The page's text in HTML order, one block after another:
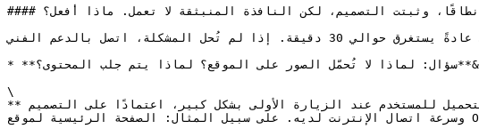
#### سؤال: اشتريت نطاقًا، وثبتت التصميم، لكن النافذة المنبثقة لا تعمل. ماذا أفعل؟
تحرير الموقع وظهور النافذة المنبثقة يعتمدان على تحديث ذاكرة التخزين المؤقت (الكاش)، والذي عادةً يستغرق حوالي 30 دقيقة. إذا لم تُحل المشكلة، اتصل بالدعم الفني.
* **سؤال: لماذا لا تُحمّل الصور على الموقع؟ لماذا يتم جلب المحتوى؟**&#x20;
\
**الإجابة:** *عند تنزيل محتوى الموقع بالكامل، بما في ذلك المحتوى والأنماط والصور والفيديو، قد يزيد وقت التحميل للمستخدم عند الزيارة الأولى بشكل كبير، اعتمادًا على التصميم
وسرعة اتصال الإنترنت لديه. على سبيل المثال: الصفحة الرئيسية لموقع Opensea يزيد حجمها عن 500 ميجابايت بسبب وجود العديد من الصور والفيديوهات.*